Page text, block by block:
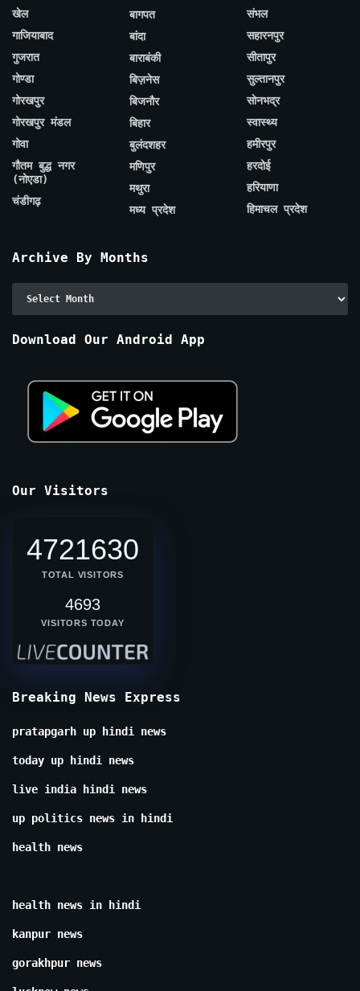
खेल
गाजियाबाद
गुजरात
गोण्डा
गोरखपुर
गोरखपुर मंडल
गोवा
गौतम बुद्ध नगर
(नोएडा)
चंडीगढ़
बागपत
बांदा
बाराबंकी
बिज़नेस
बिजनौर
बिहार
बुलंदशहर
मणिपुर
मथुरा
मध्य प्रदेश
संभल
सहारनपुर
सीतापुर
सुल्तानपुर
सोनभद्र
स्वास्थ्य
हमीरपुर
हरदोई
हरियाणा
हिमाचल प्रदेश
Archive By Months
Download Our Android App
Our Visitors
4721630
TOTAL VISITORS
4693
VISITORS TODAY
Breaking News Express
pratapgarh up hindi news
today up hindi news
live india hindi news
up politics news in hindi
health news
health news in hindi
kanpur news
gorakhpur news